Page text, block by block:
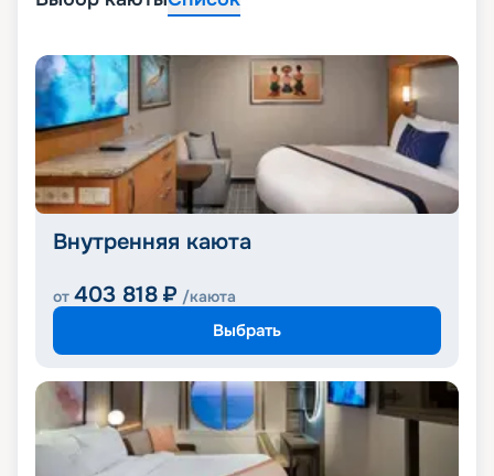
Внутренняя каюта
от 403 818 ₽ /каюта
Выбрать